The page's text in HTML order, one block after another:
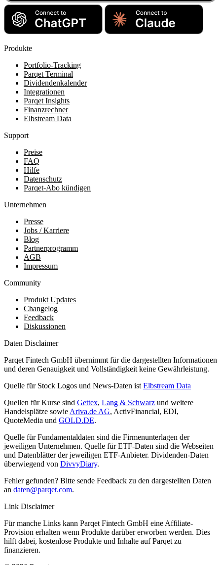
Produkte
Portfolio-Tracking
Parqet Terminal
Dividendenkalender
Integrationen
Parqet Insights
Finanzrechner
Elbstream Data
Support
Preise
FAQ
Hilfe
Datenschutz
Parqet-Abo kündigen
Unternehmen
Presse
Jobs / Karriere
Blog
Partnerprogramm
AGB
Impressum
Community
Produkt Updates
Changelog
Feedback
Diskussionen
Daten Disclaimer
Parqet Fintech GmbH übernimmt für die dargestellten Informationen
und deren Genauigkeit und Vollständigkeit keine Gewährleistung.
Quelle für Stock Logos und News-Daten ist Elbstream Data
Quellen für Kurse sind Gettex, Lang & Schwarz und weitere
Handelsplätze sowie Ariva.de AG, ActivFinancial, EDI,
QuoteMedia und GOLD.DE.
Quelle für Fundamentaldaten sind die Firmenunterlagen der
jeweiligen Unternehmen. Quelle für ETF-Daten sind die Webseiten
und Datenblätter der jeweiligen ETF-Anbieter. Dividenden-Daten
überwiegend von DivvyDiary.
Fehler gefunden? Bitte sende Feedback zu den dargestellten Daten
an daten@parqet.com.
Link Disclaimer
Für manche Links kann Parqet Fintech GmbH eine Affiliate-
Provision erhalten wenn Produkte darüber erworben werden. Dies
hilft dabei, kostenlose Produkte und Inhalte auf Parqet zu
finanzieren.